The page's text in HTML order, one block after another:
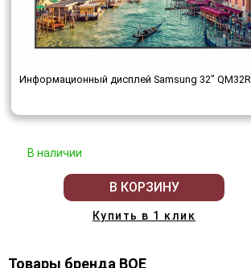
Информационный дисплей Samsung 32" QM32R
В наличии
В КОРЗИНУ
Купить в 1 клик
Товары бренда BOE